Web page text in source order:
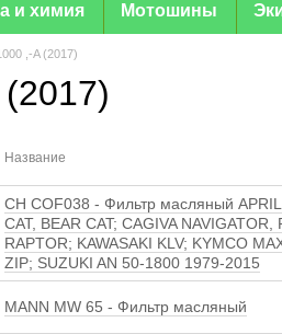
и химия Мотошины
,-A (2017)
Название
CH COF038 - Фильтр масляный
CAT, BEAR CAT; CAGIVA
RAPTOR; KAWASAKI KLV; KYMCO
ZIP; SUZUKI AN 50-1800 1979-2015
MANN MW 65 - Фильтр масляный